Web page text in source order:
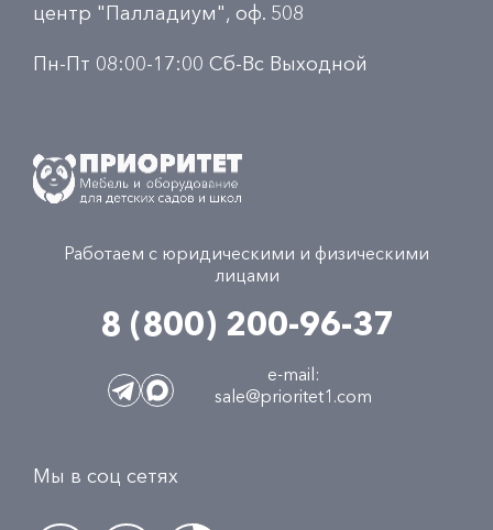
центр "Палладиум", оф. 508
Пн-Пт 08:00-17:00 Сб-Вс Выходной
Работаем с юридическими и физическими
лицами
8 (800) 200-96-37
e-mail:
sale@prioritet1.com
Мы в соц сетях